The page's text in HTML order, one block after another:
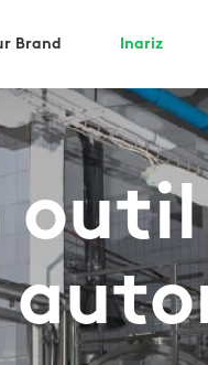
Brand Inariz